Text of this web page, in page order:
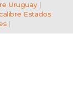
Uruguay|
Estados
|